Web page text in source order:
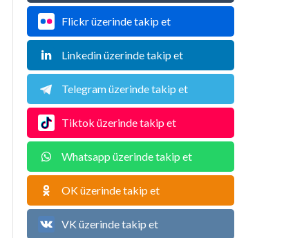
Flickr üzerinde takip et
Linkedin üzerinde takip et
Telegram üzerinde takip et
Tiktok üzerinde takip et
Whatsapp üzerinde takip et
OK üzerinde takip et
VK üzerinde takip et